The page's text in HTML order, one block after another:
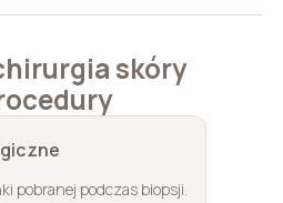
skóry
pobranej podczas biopsji.